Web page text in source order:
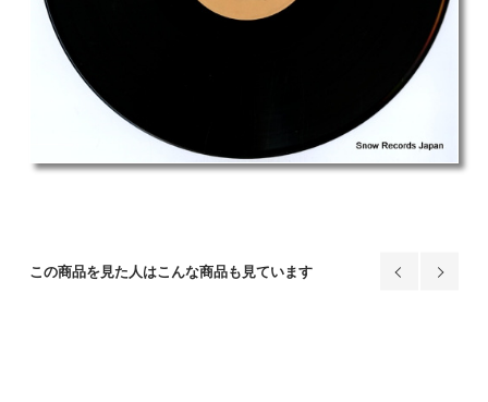
この商品を見た人はこんな商品も見ています